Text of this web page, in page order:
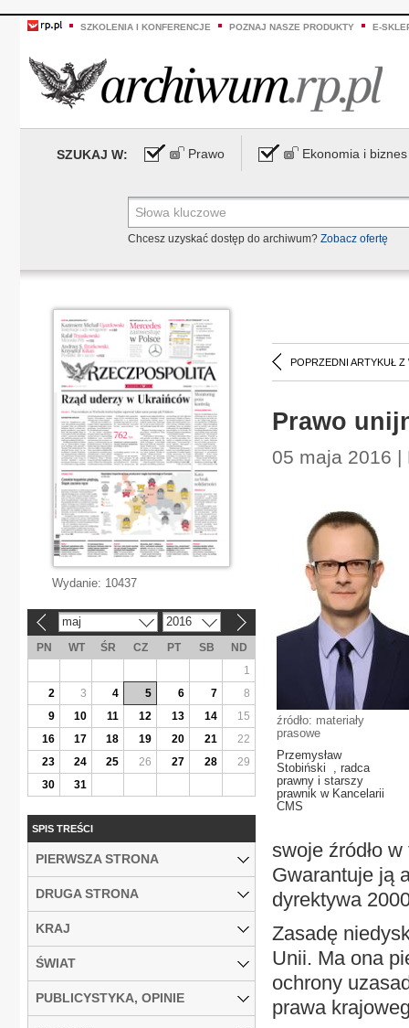
SZKOLENIA I KONFERENCJE POZNAJ NASZE PRODUKTY E-
SZUKAJ W: Prawo Ekonomia i biznes
Chcesz uzyskać dostęp do archiwum? Zobacz ofertę
POPRZEDNI ARTYKUŁ Z
Prawo
05 maja 2016 |
źródło: materiały
prasowe
Przemysław
Stobiński , radca
prawny i starszy
prawnik w Kancelarii
CMS
swoje źródło
Gwarantuje ją
dyrektywa
Zasadę
Unii. Ma ona
ochrony
prawa
Wydanie: 10437
maj 2016
PN WT ŚR CZ PT SB
ND
1
2
3 4 5 6 7
8
9
10 11 12 13 14
15
16
17 18 19 20 21
22
23
24 25 26 27 28
29
30
31
SPIS TREŚCI
PIERWSZA STRONA
DRUGA STRONA
KRAJ
ŚWIAT
PUBLICYSTYKA, OPINIE